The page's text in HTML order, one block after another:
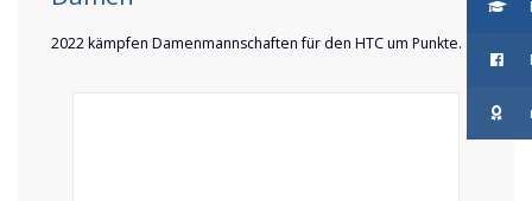
2022 kämpfen Damenmannschaften für den HTC um Punkte.